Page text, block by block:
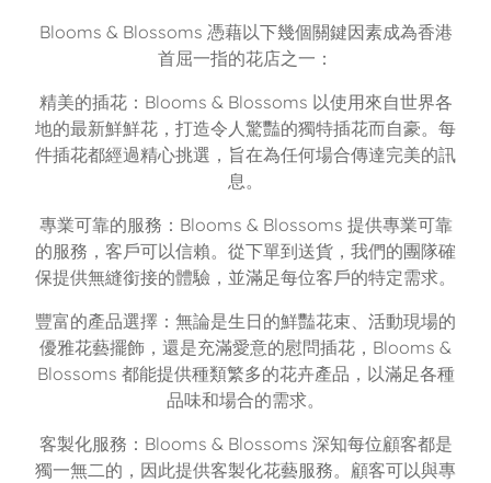
Blooms & Blossoms 憑藉以下幾個關鍵因素成為香港
首屈一指的花店之一：
精美的插花：Blooms & Blossoms 以使用來自世界各
地的最新鮮鮮花，打造令人驚豔的獨特插花而自豪。每
件插花都經過精心挑選，旨在為任何場合傳達完美的訊
息。
專業可靠的服務：Blooms & Blossoms 提供專業可靠
的服務，客戶可以信賴。從下單到送貨，我們的團隊確
保提供無縫銜接的體驗，並滿足每位客戶的特定需求。
豐富的產品選擇：無論是生日的鮮豔花束、活動現場的
優雅花藝擺飾，還是充滿愛意的慰問插花，Blooms &
Blossoms 都能提供種類繁多的花卉產品，以滿足各種
品味和場合的需求。
客製化服務：Blooms & Blossoms 深知每位顧客都是
獨一無二的，因此提供客製化花藝服務。顧客可以與專